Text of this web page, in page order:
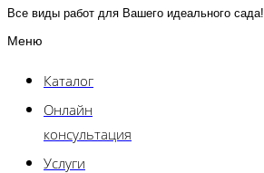
Все виды работ для Вашего идеального сада!
Меню
Каталог
Онлайн
консультация
Услуги